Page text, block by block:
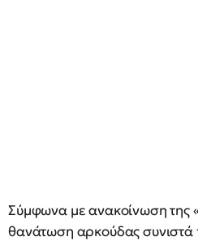
Σύμφωνα με ανακοίνωση της
θανάτωση αρκούδας συνιστά